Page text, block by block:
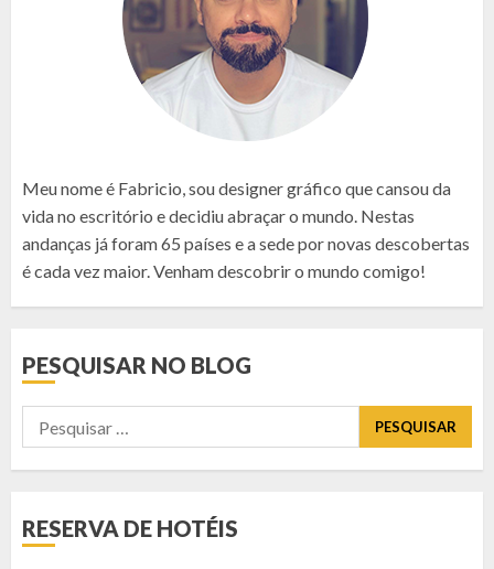
Meu nome é Fabricio, sou designer gráfico que cansou da
vida no escritório e decidiu abraçar o mundo. Nestas
andanças já foram 65 países e a sede por novas descobertas
é cada vez maior. Venham descobrir o mundo comigo!
PESQUISAR NO BLOG
Pesquisar
por:
RESERVA DE HOTÉIS